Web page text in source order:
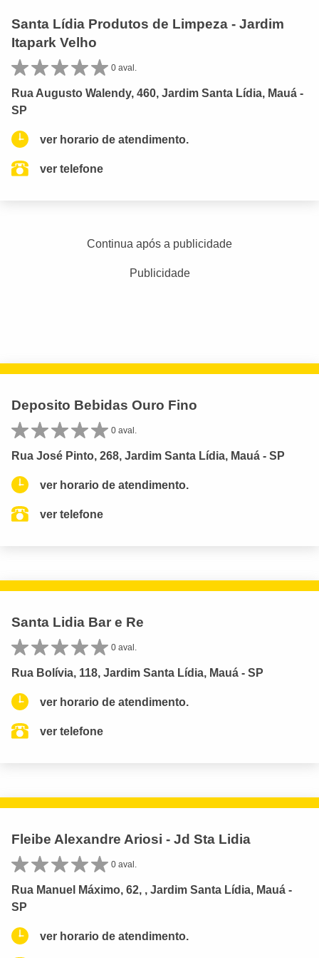
Santa Lídia Produtos de Limpeza - Jardim
Itapark Velho
0 aval.
Rua Augusto Walendy, 460, Jardim Santa Lídia, Mauá -
SP
ver horario de atendimento.
ver telefone
Continua após a publicidade
Publicidade
Deposito Bebidas Ouro Fino
0 aval.
Rua José Pinto, 268, Jardim Santa Lídia, Mauá - SP
ver horario de atendimento.
ver telefone
Santa Lidia Bar e Re
0 aval.
Rua Bolívia, 118, Jardim Santa Lídia, Mauá - SP
ver horario de atendimento.
ver telefone
Fleibe Alexandre Ariosi - Jd Sta Lidia
0 aval.
Rua Manuel Máximo, 62, , Jardim Santa Lídia, Mauá -
SP
ver horario de atendimento.